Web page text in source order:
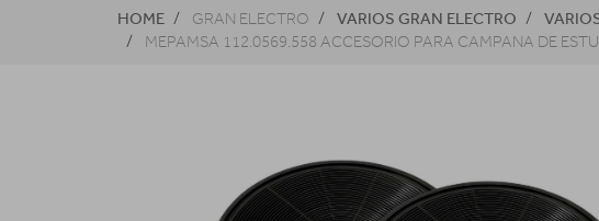
CLIMATIZACIÓN Y CALEFACCIÓN MOVILIDAD
HOME GRAN ELECTRO VARIOS GRAN ELECTRO
MEPAMSA 112.0569.558 ACCESORIO PARA CAMPANA DE